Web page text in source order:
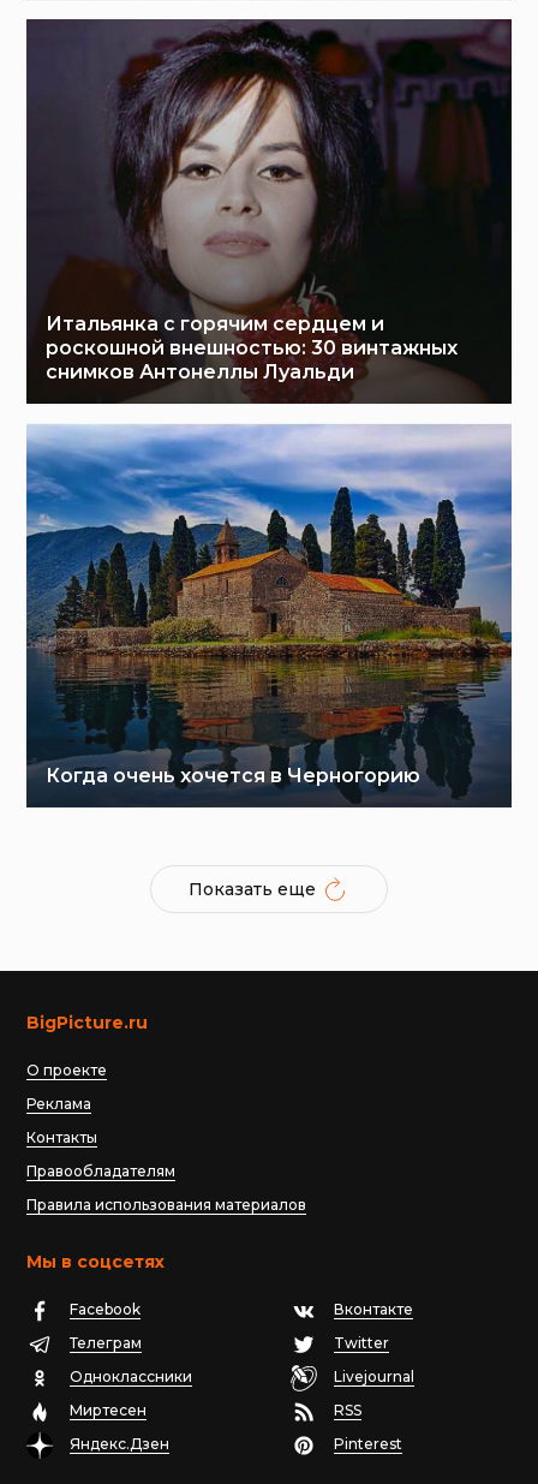
Итальянка с горячим сердцем и
роскошной внешностью: 30 винтажных
снимков Антонеллы Луальди
Когда очень хочется в Черногорию
Показать еще
BigPicture.ru
О проекте
Реклама
Контакты
Правообладателям
Правила использования материалов
Мы в соцсетях
Facebook
Вконтакте
Телеграм
Twitter
Одноклассники
Livejournal
Миртесен
RSS
Яндекс.Дзен
Pinterest